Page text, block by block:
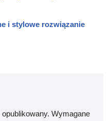
i stylowe rozwiązanie
Wymagane